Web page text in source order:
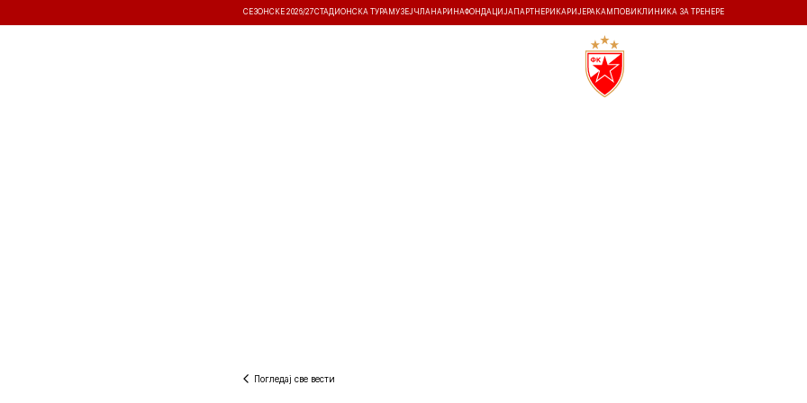
СЕЗОНСКЕ 2026/27СТАДИОНСКА ТУРА МУЗЕЈ ЧЛАНАРИНАФОНДАЦИЈА ПАРТНЕРИ КАРИЈЕРА КАМПОВИ КЛИНИКА ЗА ТРЕНЕРЕ
Погледај све вести